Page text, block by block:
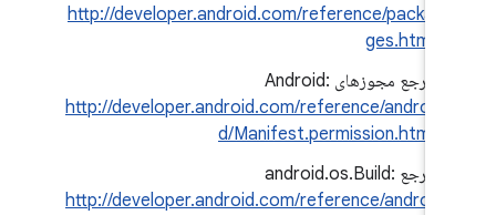
http://developer.android.com/reference/packa
ges.html
مرجع مجوزهای Android:
http://developer.android.com/reference/androi
d/Manifest.permission.html
http://developer.android.com/reference/androi